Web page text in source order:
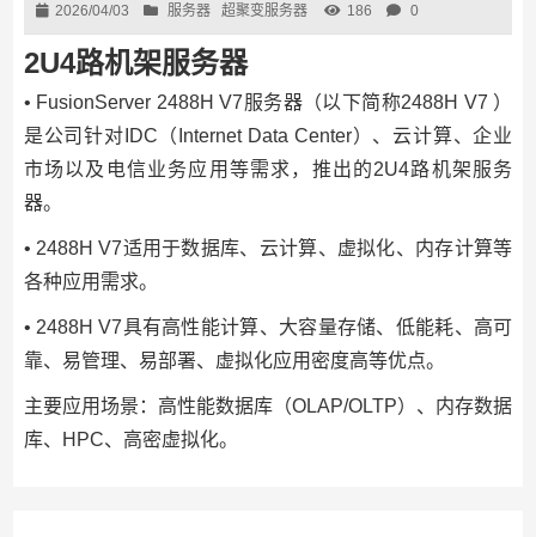
2026/04/03 服务器 超聚变服务器 186 0
2U4路机架服务器
• FusionServer 2488H V7服务器（以下简称2488H V7 ）
是公司针对IDC（Internet Data Center）、云计算、企业
市场以及电信业务应用等需求，推出的2U4路机架服务
器。
• 2488H V7适用于数据库、云计算、虚拟化、内存计算等
各种应用需求。
• 2488H V7具有高性能计算、大容量存储、低能耗、高可
靠、易管理、易部署、虚拟化应用密度高等优点。
主要应用场景：高性能数据库（OLAP/OLTP）、内存数据
库、HPC、高密虚拟化。